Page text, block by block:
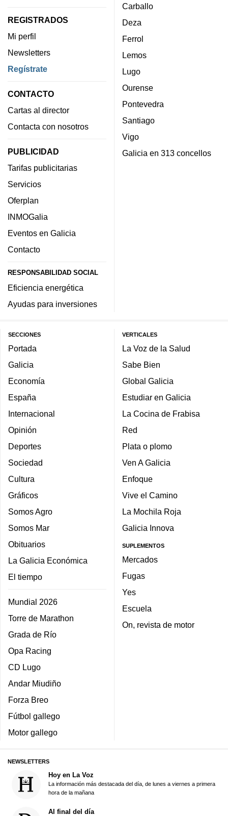
REGISTRADOS
Mi perfil
Newsletters
Regístrate
CONTACTO
Cartas al director
Contacta con nosotros
PUBLICIDAD
Tarifas publicitarias
Servicios
Oferplan
INMOGalia
Eventos en Galicia
Contacto
RESPONSABILIDAD SOCIAL
Eficiencia energética
Ayudas para inversiones
Carballo
Deza
Ferrol
Lemos
Lugo
Ourense
Pontevedra
Santiago
Vigo
Galicia en 313 concellos
SECCIONES
Portada
Galicia
Economía
España
Internacional
Opinión
Deportes
Sociedad
Cultura
Gráficos
Somos Agro
Somos Mar
Obituarios
La Galicia Económica
El tiempo
Mundial 2026
Torre de Marathon
Grada de Río
Opa Racing
CD Lugo
Andar Miudiño
Forza Breo
Fútbol gallego
Motor gallego
VERTICALES
La Voz de la Salud
Sabe Bien
Global Galicia
Estudiar en Galicia
La Cocina de Frabisa
Red
Plata o plomo
Ven A Galicia
Enfoque
Vive el Camino
La Mochila Roja
Galicia Innova
SUPLEMENTOS
Mercados
Fugas
Yes
Escuela
On, revista de motor
NEWSLETTERS
Hoy en La Voz
La información más destacada del día, de lunes a viernes a primera
hora de la mañana
Al final del día